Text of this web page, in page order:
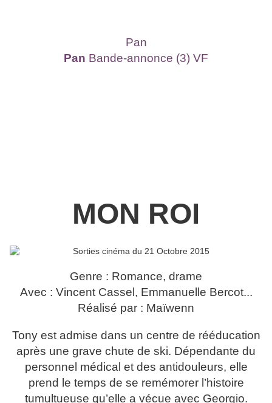
Pan
Pan Bande-annonce (3) VF
MON ROI
Genre : Romance, drame
Avec : Vincent Cassel, Emmanuelle Bercot...
Réalisé par : Maïwenn
Tony est admise dans un centre de rééducation
après une grave chute de ski. Dépendante du
personnel médical et des antidouleurs, elle
prend le temps de se remémorer l’histoire
tumultueuse qu’elle a vécue avec Georgio.